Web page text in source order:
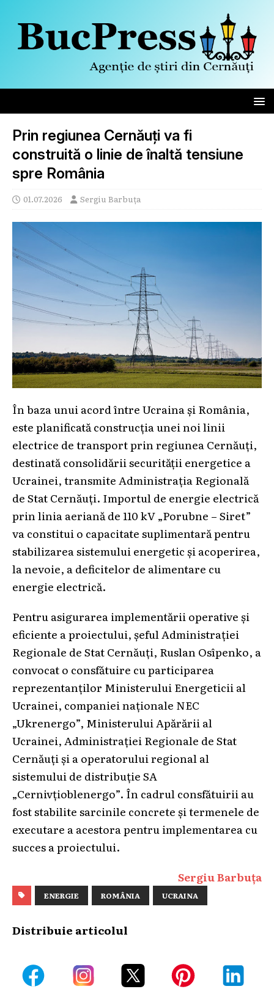
Prin regiunea Cernăuți va fi
construită o linie de înaltă tensiune
spre România
01.07.2026 Sergiu Barbuța
În baza unui acord între Ucraina și România,
este planificată construcția unei noi linii
electrice de transport prin regiunea Cernăuți,
destinată consolidării securității energetice a
Ucrainei, transmite Administrația Regională
de Stat Cernăuți. Importul de energie electrică
prin linia aeriană de 110 kV „Porubne – Siret”
va constitui o capacitate suplimentară pentru
stabilizarea sistemului energetic și acoperirea,
la nevoie, a deficitelor de alimentare cu
energie electrică.
Pentru asigurarea implementării operative și
eficiente a proiectului, șeful Administrației
Regionale de Stat Cernăuți, Ruslan Osîpenko, a
convocat o consfătuire cu participarea
reprezentanților Ministerului Energeticii al
Ucrainei, companiei naționale NEC
„Ukrenergo”, Ministerului Apărării al
Ucrainei, Administrației Regionale de Stat
Cernăuți și a operatorului regional al
sistemului de distribuție SA
„Cernivțioblenergo”. În cadrul consfătuirii au
fost stabilite sarcinile concrete și termenele de
executare a acestora pentru implementarea cu
succes a proiectului.
Sergiu Barbuța
ENERGIE ROMÂNIA UCRAINA
Distribuie articolul